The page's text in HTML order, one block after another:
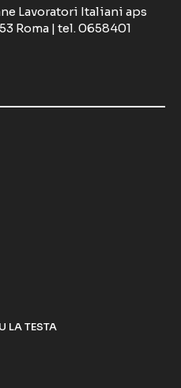
Lavoratori Italiani aps
Roma | tel. 0658401
LA TESTA